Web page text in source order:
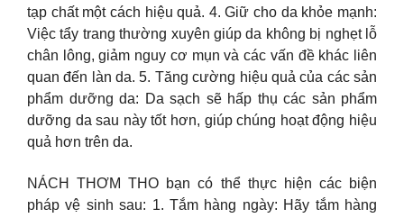
tạp chất một cách hiệu quả. 4. Giữ cho da khỏe mạnh:
Việc tẩy trang thường xuyên giúp da không bị nghẹt lỗ
chân lông, giảm nguy cơ mụn và các vấn đề khác liên
quan đến làn da. 5. Tăng cường hiệu quả của các sản
phẩm dưỡng da: Da sạch sẽ hấp thụ các sản phẩm
dưỡng da sau này tốt hơn, giúp chúng hoạt động hiệu
quả hơn trên da.
NÁCH THƠM THO bạn có thể thực hiện các biện
pháp vệ sinh sau: 1. Tắm hàng ngày: Hãy tắm hàng